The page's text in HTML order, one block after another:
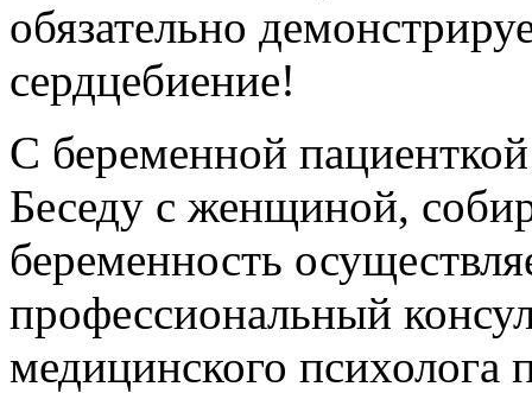
обязательно
сердцебиение!
С беременной
Беседу с женщиной,
беременность
профессиональный
медицинского психолога